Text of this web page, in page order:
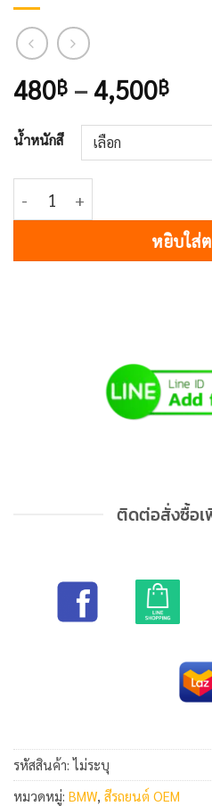
480฿ – 4,500฿Price
น้ำหนักสี
หยิบใส่
ติดต่อสั่งซื้อเ
รหัสสินค้า:ไม่ระบุ
หมวดหมู่: BMW, สีรถยนต์ OEM